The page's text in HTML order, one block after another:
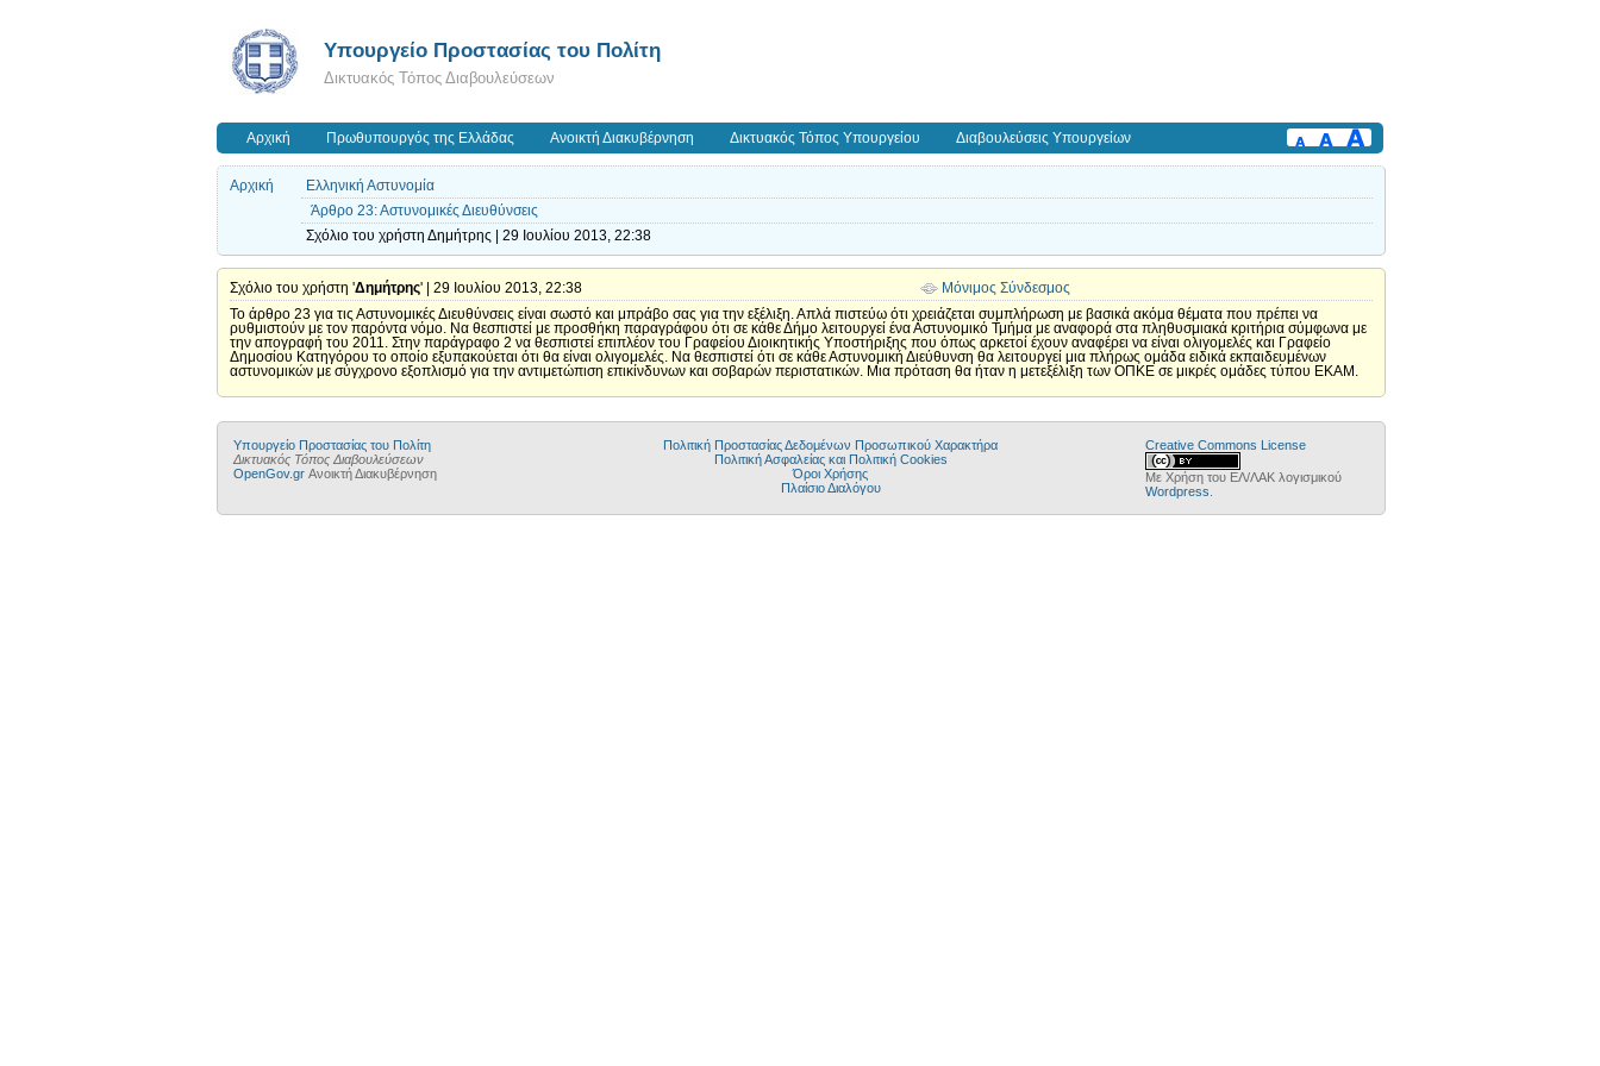
Υπουργείο Προστασίας του Πολίτη
Δικτυακός Τόπος Διαβουλεύσεων
Αρχική Πρωθυπουργός της Ελλάδας Ανοικτή Διακυβέρνηση Δικτυακός Τόπος Υπουργείου Διαβουλεύσεις Υπουργείων
Αρχική
Ελληνική Αστυνομία
Άρθρο 23: Αστυνομικές Διευθύνσεις
Σχόλιο του χρήστη Δημήτρης | 29 Ιουλίου 2013, 22:38
Σχόλιο του χρήστη 'Δημήτρης' | 29 Ιουλίου 2013, 22:38
Μόνιμος Σύνδεσμος
Το άρθρο 23 για τις Αστυνομικές Διευθύνσεις είναι σωστό και μπράβο σας για την εξέλιξη. Απλά πιστεύω ότι χρειάζεται συμπλήρωση με βασικά ακόμα θέματα που πρέπει να
ρυθμιστούν με τον παρόντα νόμο. Να θεσπιστεί με προσθήκη παραγράφου ότι σε κάθε Δήμο λειτουργεί ένα Αστυνομικό Τμήμα με αναφορά στα πληθυσμιακά κριτήρια σύμφωνα με
την απογραφή του 2011. Στην παράγραφο 2 να θεσπιστεί επιπλέον του Γραφείου Διοικητικής Υποστήριξης που όπως αρκετοί έχουν αναφέρει να είναι ολιγομελές και Γραφείο
Δημοσίου Κατηγόρου το οποίο εξυπακούεται ότι θα είναι ολιγομελές. Να θεσπιστεί ότι σε κάθε Αστυνομική Διεύθυνση θα λειτουργεί μια πλήρως ομάδα ειδικά εκπαιδευμένων
αστυνομικών με σύγχρονο εξοπλισμό για την αντιμετώπιση επικίνδυνων και σοβαρών περιστατικών. Μια πρόταση θα ήταν η μετεξέλιξη των ΟΠΚΕ σε μικρές ομάδες τύπου ΕΚΑΜ.
Υπουργείο Προστασίας του Πολίτη
Δικτυακός Τόπος Διαβουλεύσεων
OpenGov.gr Ανοικτή Διακυβέρνηση
Πολιτική Προστασίας Δεδομένων Προσωπικού Χαρακτήρα
Πολιτική Ασφαλείας και Πολιτική Cookies
Όροι Χρήσης
Πλαίσιο Διαλόγου
Creative Commons License
Με Χρήση του ΕΛ/ΛΑΚ λογισμικού
Wordpress